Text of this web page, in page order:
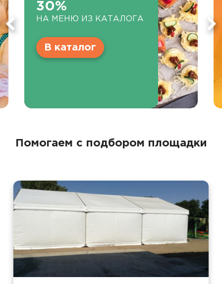
30%
НА МЕНЮ ИЗ КАТАЛОГА
В каталог
Помогаем с подбором площадки